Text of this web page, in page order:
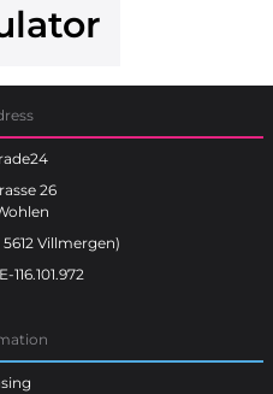
26
Villmergen)
116.101.972